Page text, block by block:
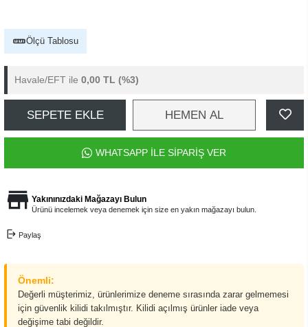
Ölçü Tablosu
Havale/EFT ile 0,00 TL (%3)
SEPETE EKLE HEMEN AL
WHATSAPP İLE SİPARİŞ VER
Yakınınızdaki Mağazayı Bulun
Ürünü incelemek veya denemek için size en yakın mağazayı bulun.
Paylaş
Önemli:
Değerli müşterimiz, ürünlerimize deneme sırasında zarar gelmemesi
için güvenlik kilidi takılmıştır. Kilidi açılmış ürünler iade veya
değişime tabi değildir.